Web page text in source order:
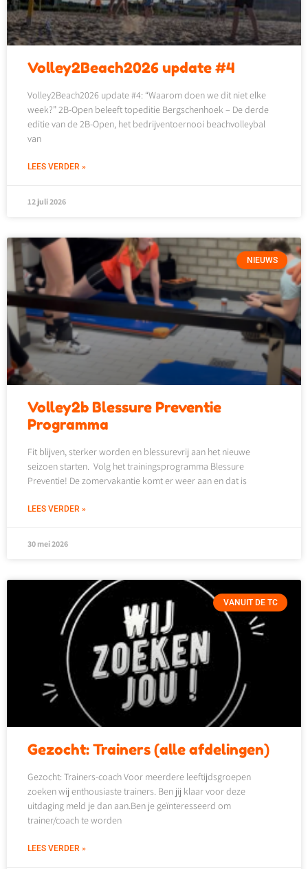
Volley2Beach2026 update #4
Volley2Beach2026 update #4: “Waarom doen we dit niet elke
week?” 2B-Open beleeft topeditie Bergschenhoek – De derde
editie van de 2B-Open, het bedrijventoernooi beachvolleybal
van
LEES VERDER »
12 juli 2026
NIEUWS
Volley2b Blessure Preventie
Programma
Fit blijven, sterker worden en blessurevrij aan het nieuwe
seizoen starten. Volg het trainingsprogramma Blessure
Preventie! De zomervakantie komt er weer aan en dat is
LEES VERDER »
30 mei 2026
VANUIT DE TC
Gezocht: Trainers (alle afdelingen)
Gezocht: Trainers-coach Voor meerdere leeftijdsgroepen
zoeken wij enthousiaste trainers. Ben jij klaar voor deze
uitdaging meld je dan aan.Ben je geïnteresseerd om
trainer/coach te worden
LEES VERDER »